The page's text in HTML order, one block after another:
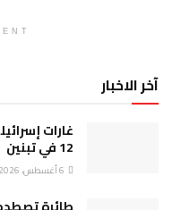
آخر الاخبار
غارات
12 في تبنين